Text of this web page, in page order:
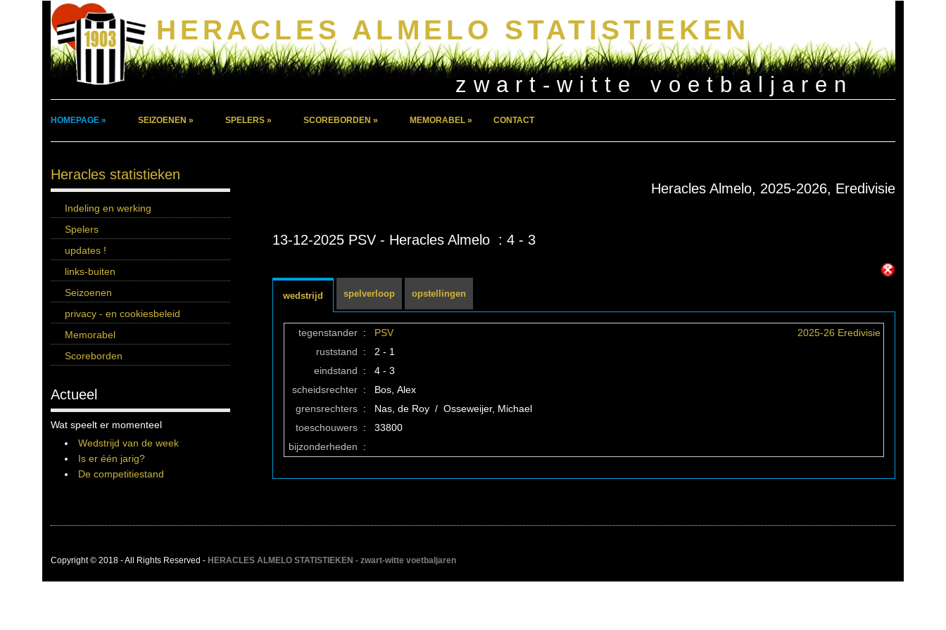
HERACLES ALMELO STATISTIEKEN
zwart-witte voetbaljaren
HOMEPAGE » SEIZOENEN » SPELERS » SCOREBORDEN » MEMORABEL » CONTACT
Heracles statistieken
Indeling en werking
Spelers
updates !
links-buiten
Seizoenen
privacy - en cookiesbeleid
Memorabel
Scoreborden
Actueel
Wat speelt er momenteel
Wedstrijd van de week
Is er één jarig?
De competitiestand
Heracles Almelo, 2025-2026, Eredivisie
13-12-2025 PSV - Heracles Almelo : 4 - 3
wedstrijd spelverloop opstellingen
tegenstander : PSV
2025-26 Eredivisie
ruststand
:
2 - 1
eindstand
:
4 - 3
scheidsrechter :
Bos, Alex
grensrechters :
Nas, de Roy / Osseweijer, Michael
toeschouwers :
33800
bijzonderheden
:
Copyright © 2018 - All Rights Reserved - HERACLES ALMELO STATISTIEKEN - zwart-witte voetbaljaren